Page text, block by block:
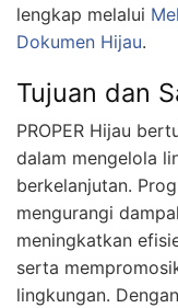
lengkap melalui
Dokumen Hijau.
Tujuan dan
PROPER Hijau
dalam mengelola
berkelanjutan.
mengurangi
meningkatkan
serta
lingkungan.